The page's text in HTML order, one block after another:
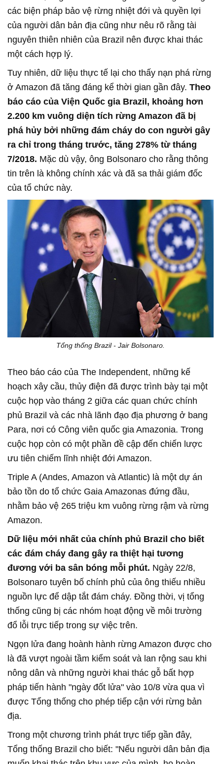
các biện pháp bảo vệ rừng nhiệt đới và quyền lợi
của người dân bản địa cũng như nêu rõ rằng tài
nguyên thiên nhiên của Brazil nên được khai thác
một cách hợp lý.
Tuy nhiên, dữ liệu thực tế lại cho thấy nạn phá rừng
ở Amazon đã tăng đáng kể thời gian gần đây. Theo
báo cáo của Viện Quốc gia Brazil, khoảng hơn
2.200 km vuông diện tích rừng Amazon đã bị
phá hủy bởi những đám cháy do con người gây
ra chỉ trong tháng trước, tăng 278% từ tháng
7/2018. Mặc dù vậy, ông Bolsonaro cho rằng thông
tin trên là không chính xác và đã sa thải giám đốc
của tổ chức này.
Tổng thống Brazil - Jair Bolsonaro.
Theo báo cáo của The Independent, những kế
hoạch xây cầu, thủy điện đã được trình bày tại một
cuộc họp vào tháng 2 giữa các quan chức chính
phủ Brazil và các nhà lãnh đạo địa phương ở bang
Para, nơi có Công viên quốc gia Amazonia. Trong
cuộc họp còn có một phần đề cập đến chiến lược
ưu tiên chiếm lĩnh nhiệt đới Amazon.
Triple A (Andes, Amazon và Atlantic) là một dự án
bảo tồn do tổ chức Gaia Amazonas đứng đầu,
nhằm bảo vệ 265 triệu km vuông rừng rậm và rừng
Amazon.
Dữ liệu mới nhất của chính phủ Brazil cho biết
các đám cháy đang gây ra thiệt hại tương
đương với ba sân bóng mỗi phút. Ngày 22/8,
Bolsonaro tuyên bố chính phủ của ông thiếu nhiều
nguồn lực để dập tắt đám cháy. Đồng thời, vị tổng
thống cũng bị các nhóm hoạt động về môi trường
đổ lỗi trực tiếp trong sự việc trên.
Ngọn lửa đang hoành hành rừng Amazon được cho
là đã vượt ngoài tầm kiểm soát và lan rộng sau khi
nông dân và những người khai thác gỗ bất hợp
pháp tiến hành "ngày đốt lửa" vào 10/8 vừa qua vì
được Tổng thống cho phép tiếp cận với rừng bản
địa.
Trong một chương trình phát trực tiếp gần đây,
Tổng thống Brazil cho biết: "Nếu người dân bản địa